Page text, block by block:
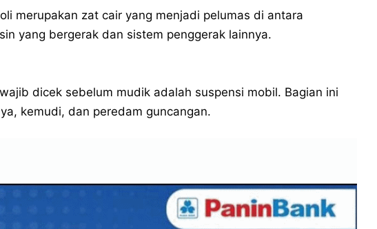
merupakan zat cair yang menjadi pelumas di antara
yang bergerak dan sistem penggerak lainnya.
dicek sebelum mudik adalah suspensi mobil. Bagian ini
kemudi, dan peredam guncangan.